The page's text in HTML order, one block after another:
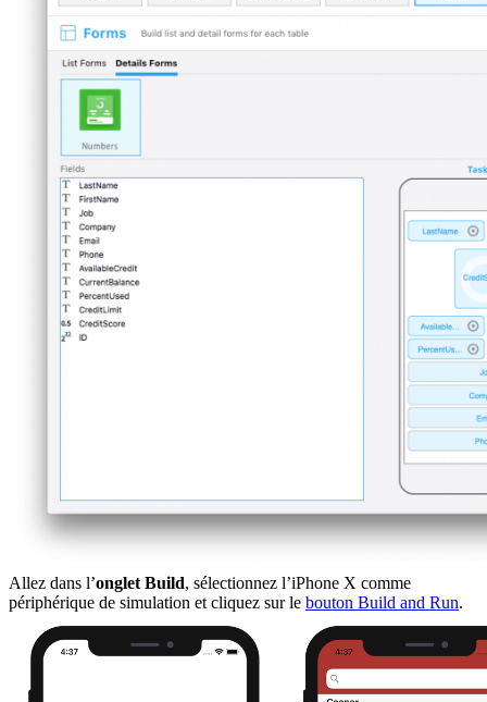
Allez dans l’onglet Build, sélectionnez l’iPhone X comme
périphérique de simulation et cliquez sur le bouton Build and Run.